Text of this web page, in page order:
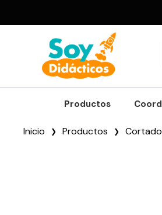
Productos
Inicio Productos